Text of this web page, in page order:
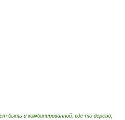
быть и комбинированной: где-то дерево,